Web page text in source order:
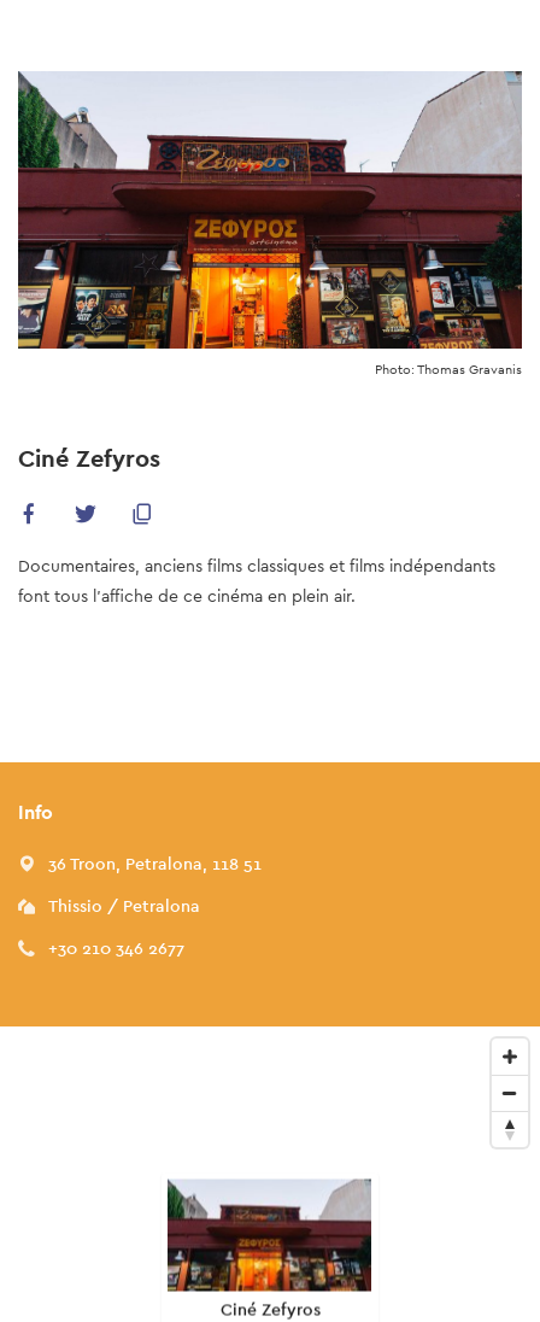
main
content
Photo: Thomas Gravanis
Ciné Zefyros
Documentaires, anciens films classiques et films indépendants
font tous l'affiche de ce cinéma en plein air.
Info
36 Troon, Petralona, 118 51
Thissio / Petralona
+30 210 346 2677
Ciné Zefyros